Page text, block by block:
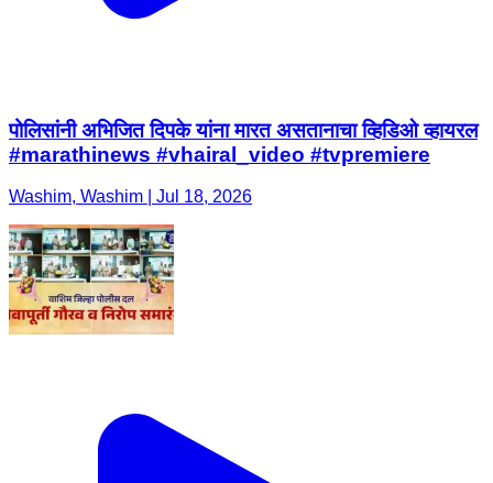
पोलिसांनी अभिजित दिपके यांना मारत असतानाचा व्हिडिओ व्हायरल
#marathinews #vhairal_video #tvpremiere
Washim, Washim | Jul 18, 2026